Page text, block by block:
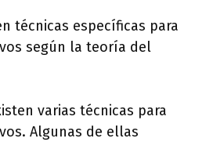
técnicas específicas para
según la teoría del
varias técnicas para
Algunas de ellas